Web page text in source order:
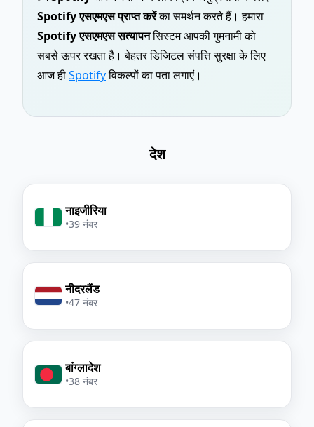
Spotify एसएमएस प्राप्त करेंका समर्थन करते हैं। हमारा
Spotify एसएमएस सत्यापनसिस्टम आपकी गुमनामी को
सबसे ऊपर रखता है। बेहतर डिजिटल संपत्ति सुरक्षा के लिए
आज हीSpotifyविकल्पों का पता लगाएं।
देश
नाइजीरिया
•39 नंबर
नीदरलैंड
•47 नंबर
बांग्लादेश
•38 नंबर